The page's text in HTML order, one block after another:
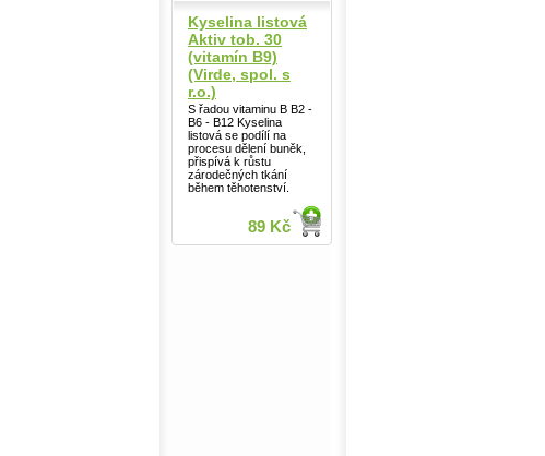
Kyselina listová
Aktiv tob. 30
(vitamín B9)
(Virde, spol. s
r.o.)
S řadou vitaminu B B2 -
B6 - B12 Kyselina
listová se podílí na
procesu dělení buněk,
přispívá k růstu
zárodečných tkání
během těhotenství.
89 Kč